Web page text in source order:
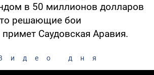
в 50 миллионов долларов
решающие бои
Саудовская Аравия.
дня